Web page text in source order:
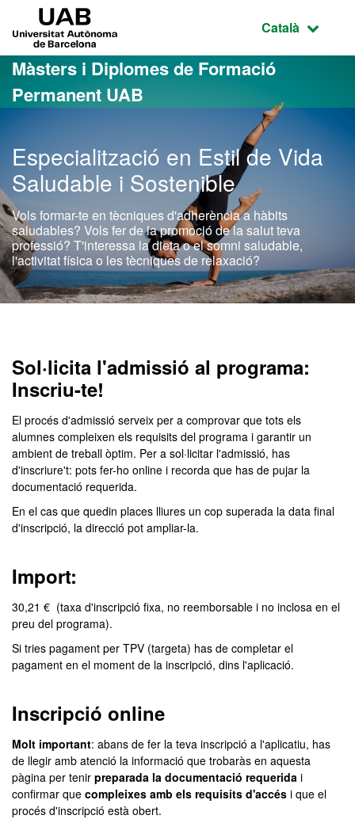
Ves al contingut principal
Ves a la navegació de la pàgina
Idioma
Català
Màsters i Diplomes de Formació
Permanent UAB
Especialització en Estil de Vida
Saludable i Sostenible
Vols formar-te en tècniques d'adherència a hàbits
saludables? Vols fer de la promoció de la salut teva
professió? T'interessa la dieta o el somni saludable,
l'activitat física o les tècniques de relaxació?
Sol·licita l'admissió al programa:
Inscriu-te!
El procés d'admissió serveix per a comprovar que tots els
alumnes compleixen els requisits del programa i garantir un
ambient de treball òptim. Per a sol·licitar l'admissió, has
d'inscriure't: pots fer-ho online i recorda que has de pujar la
documentació requerida.
En el cas que quedin places lliures un cop superada la data final
d'inscripció, la direcció pot ampliar-la.
Import:
30,21 € (taxa d'inscripció fixa, no reemborsable i no inclosa en el
preu del programa).
Si tries pagament per TPV (targeta) has de completar el
pagament en el moment de la inscripció, dins l'aplicació.
Inscripció online
Molt important: abans de fer la teva inscripció a l'aplicatiu, has
de llegir amb atenció la informació que trobaràs en aquesta
pàgina per tenir preparada la documentació requerida i
confirmar que compleixes amb els requisits d'accés i que el
procés d'inscripció està obert.